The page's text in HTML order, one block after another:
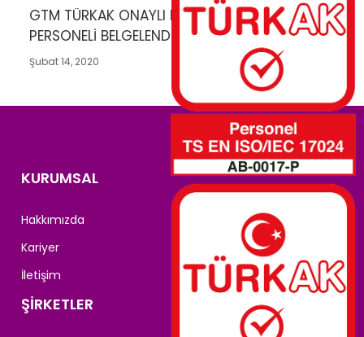
GTM TÜRKAK ONAYLI KAYNAK VE NDT
PERSONELİ BELGELENDİRME YETKİSİ
Şubat 14, 2020
KURUMSAL
Hakkımızda
Kariyer
İletişim
ŞİRKETLER